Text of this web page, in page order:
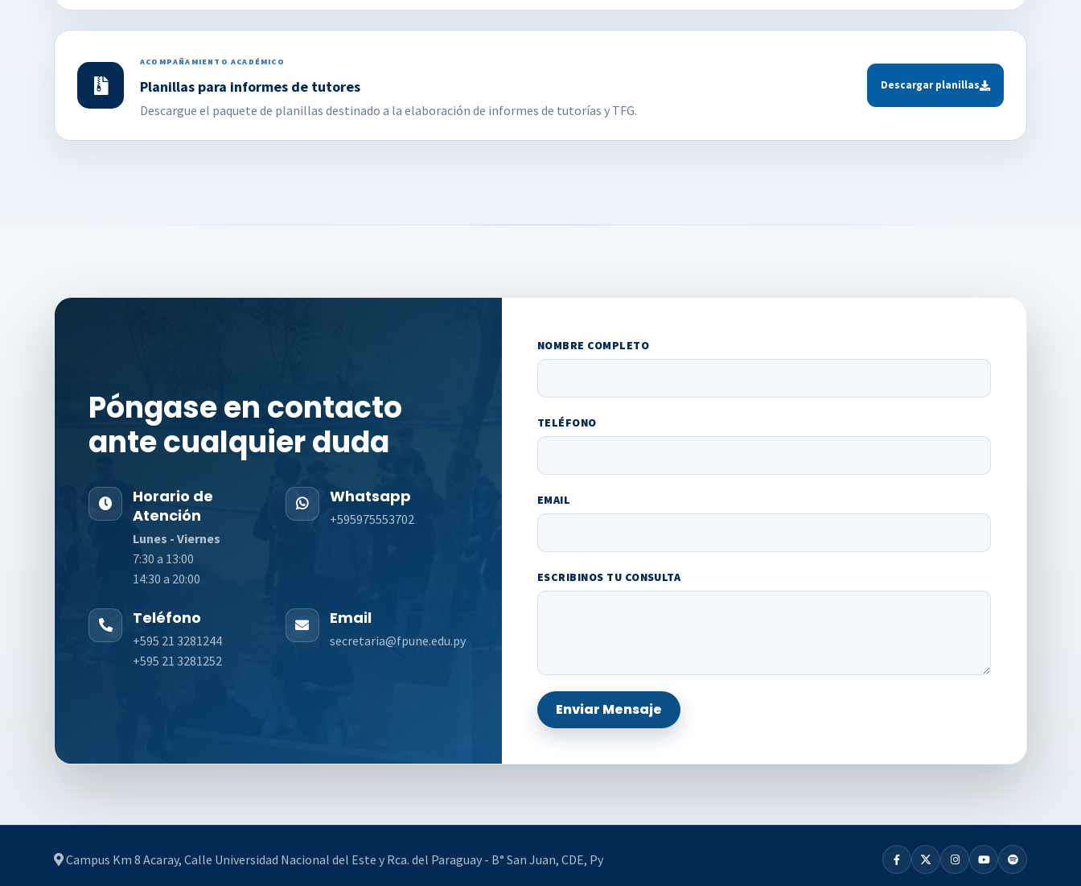
ACOMPAÑAMIENTO ACADÉMICO
Planillas para informes de tutores
Descargue el paquete de planillas destinado a la elaboración de informes de tutorías y TFG.
Descargar planillas
Póngase en contacto
ante cualquier duda
Horario de
Atención
Lunes - Viernes
7:30 a 13:00
14:30 a 20:00
Whatsapp
+595975553702
Teléfono
+595 21 3281244
+595 21 3281252
Email
secretaria@fpune.edu.py
NOMBRE COMPLETO
TELÉFONO
EMAIL
ESCRIBINOS TU CONSULTA
Enviar Mensaje
Campus Km 8 Acaray, Calle Universidad Nacional del Este y Rca. del Paraguay - B° San Juan, CDE, Py